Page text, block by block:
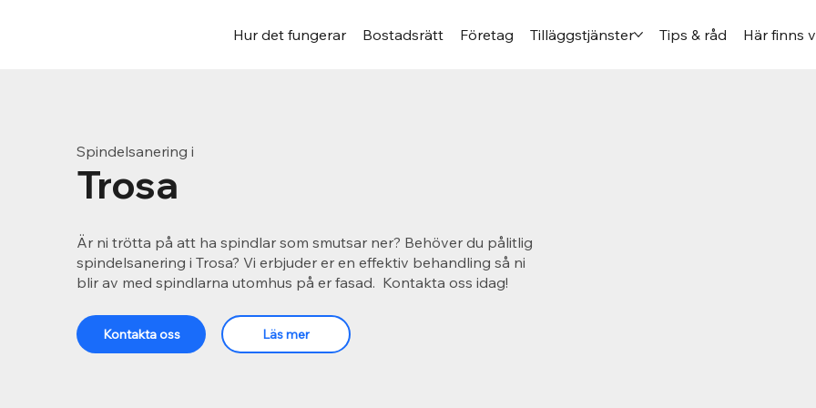
Hur det fungerar Bostadsrätt Företag Tilläggstjänster Tips & råd Här finns
Är ni trötta på att ha spindlar som smutsar ner? Behöver du pålitlig
spindelsanering i Trosa? Vi erbjuder er en effektiv behandling så ni
blir av med spindlarna utomhus på er fasad. Kontakta oss idag!
Trosa
Spindelsanering i
Kontakta oss Läs mer